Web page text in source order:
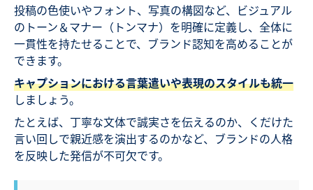
投稿の色使いやフォント、写真の構図など、ビジュアル
のトーン＆マナー（トンマナ）を明確に定義し、全体に
一貫性を持たせることで、ブランド認知を高めることが
できます。
キャプションにおける言葉遣いや表現のスタイルも統一
しましょう。
たとえば、丁寧な文体で誠実さを伝えるのか、くだけた
言い回しで親近感を演出するのかなど、ブランドの人格
を反映した発信が不可欠です。